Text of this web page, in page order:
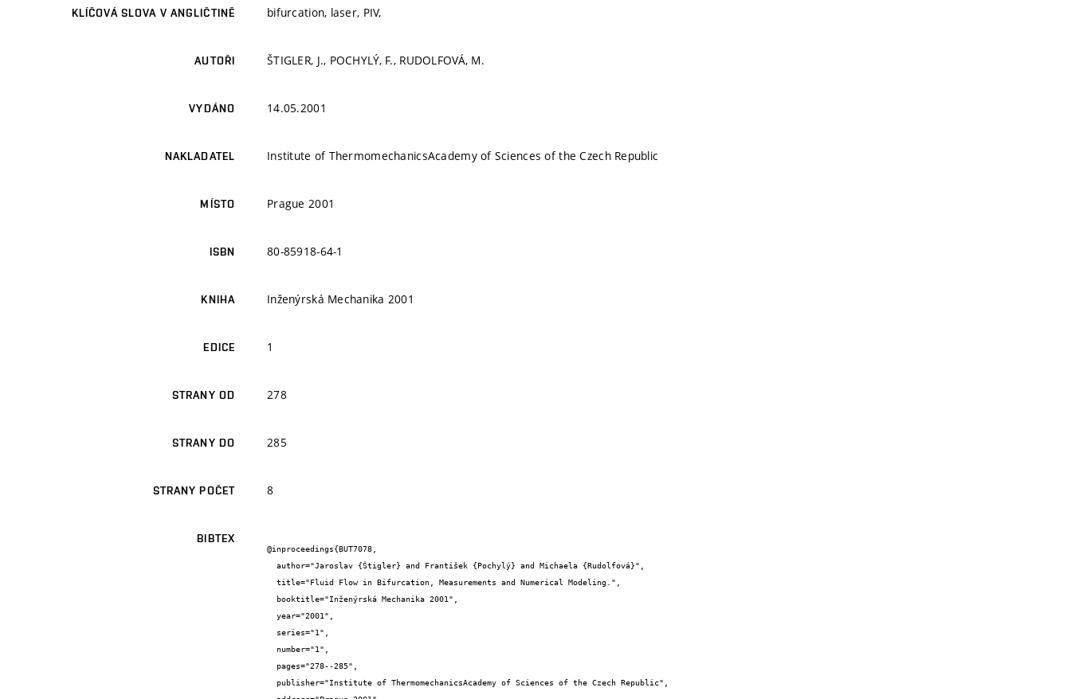
KLÍČOVÁ SLOVA V ANGLIČTINĚ bifurcation, laser, PIV,
AUTOŘI ŠTIGLER, J., POCHYLÝ, F., RUDOLFOVÁ, M.
VYDÁNO 14.05.2001
NAKLADATEL Institute of ThermomechanicsAcademy of Sciences of the Czech Republic
MÍSTO Prague 2001
ISBN 80-85918-64-1
KNIHA Inženýrská Mechanika 2001
EDICE 1
STRANY OD 278
STRANY DO 285
STRANY POČET 8
BIBTEX
@inproceedings{BUT7078,